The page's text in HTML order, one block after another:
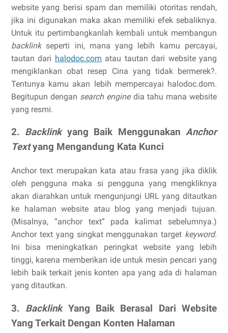
website yang berisi spam dan memiliki otoritas rendah,
jika ini digunakan maka akan memiliki efek sebaliknya.
Untuk itu pertimbangkanlah kembali untuk membangun
backlink seperti ini, mana yang lebih kamu percayai,
tautan dari halodoc.com atau tautan dari website yang
mengiklankan obat resep Cina yang tidak bermerek?.
Tentunya kamu akan lebih mempercayai halodoc.dom.
Begitupun dengan search enginedia tahu mana website
yang resmi.
2. Backlink yang Baik MenggunakanAnchor
Textyang Mengandung Kata Kunci
Anchor text merupakan kata atau frasa yang jika diklik
oleh pengguna maka si pengguna yang mengkliknya
akan diarahkan untuk mengunjungi URL yang ditautkan
ke halaman website atau blog yang menjadi tujuan.
(Misalnya, “anchor text” pada kalimat sebelumnya.)
Anchor text yang singkat menggunakan target keyword.
Ini
bisa meningkatkan peringkat website yang lebih
tinggi, karena memberikan ide untuk mesin pencari yang
lebih baik terkait jenis konten apa yang ada di halaman
yang ditautkan.
3. Backlink Yang Baik Berasal Dari Website
Yang Terkait Dengan Konten Halaman